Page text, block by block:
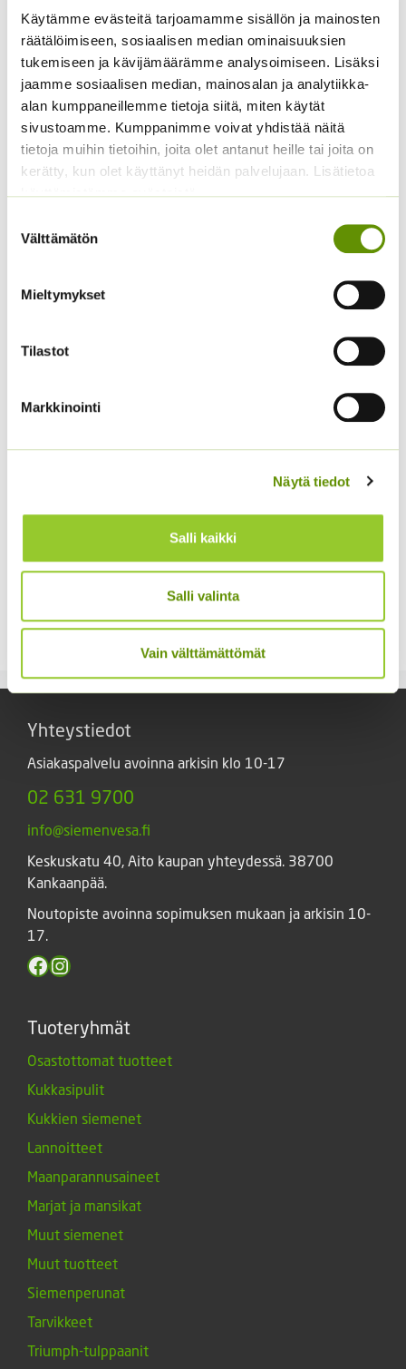
Käytämme evästeitä tarjoamamme sisällön ja mainosten
räätälöimiseen, sosiaalisen median ominaisuuksien
tukemiseen ja kävijämäärämme analysoimiseen. Lisäksi
jaamme sosiaalisen median, mainosalan ja analytiikka-
alan kumppaneillemme tietoja siitä, miten käytät
sivustoamme. Kumppanimme voivat yhdistää näitä
tietoja muihin tietoihin, joita olet antanut heille tai joita on
kerätty, kun olet käyttänyt heidän palvelujaan. Lisätietoa
käyttämistämme evästeistä
valinta
Välttämätön
Mieltymykset
Tilastot
Markkinointi
Näytä tiedot
Salli kaikki
Salli valinta
Vain välttämättömät
Aitoelämänlanka
Presto sekoitus
2,70€ Sisältää arvonlisäveron
Kaliforniantuliunikko
Sperli Dalli
5,50€ Sisältää arvonlisäveron
Bon sekoitus
Kääpiöauringonkukka
2,95€
Kiinanasteri Fan
sekoitus (noin 100 s.)
3,90€
Yhteystiedot
Asiakaspalvelu avoinna arkisin klo 10-17
02 631 9700
info@siemenvesa.fi
Keskuskatu 40, Aito kaupan yhteydessä. 38700
Kankaanpää.
Noutopiste avoinna sopimuksen mukaan ja arkisin 10-
17.
Facebook
Instagram
Tuoteryhmät
Osastottomat tuotteet
Kukkasipulit
Kukkien siemenet
Lannoitteet
Maanparannusaineet
Marjat ja mansikat
Muut siemenet
Muut tuotteet
Siemenperunat
Tarvikkeet
Triumph-tulppaanit